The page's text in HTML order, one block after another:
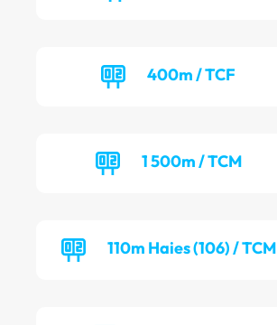
400m / TCF
1 500m / TCM
110m Haies (106) / TCM